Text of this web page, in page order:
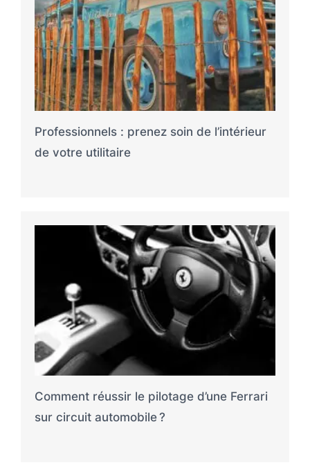
Professionnels : prenez soin de l’intérieur
de votre utilitaire
Comment réussir le pilotage d’une Ferrari
sur circuit automobile ?